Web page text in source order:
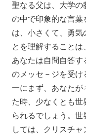
聖なる父は、大学
の中で印象的な言
は、小さくて、勇気
とを理解することは
あなたは自問自答
のメッセ－ジを受
一にまず、あなたが
た時、少なくとも世
られるでしょう。
しては、クリスチ